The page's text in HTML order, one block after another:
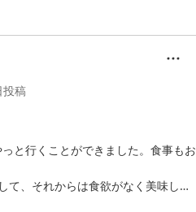
投稿
と行くことができました。食事もお
て、それからは食欲がなく美味しい